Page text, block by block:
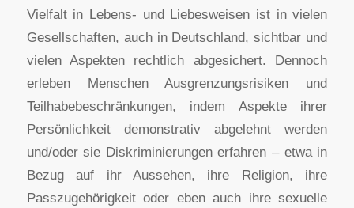
Vielfalt in Lebens- und Liebesweisen ist in vielen
Gesellschaften, auch in Deutschland, sichtbar und
vielen Aspekten rechtlich abgesichert. Dennoch
erleben Menschen Ausgrenzungsrisiken und
Teilhabebeschränkungen, indem Aspekte ihrer
Persönlichkeit demonstrativ abgelehnt werden
und/oder sie Diskriminierungen erfahren – etwa in
Bezug auf ihr Aussehen, ihre Religion, ihre
Passzugehörigkeit oder eben auch ihre sexuelle